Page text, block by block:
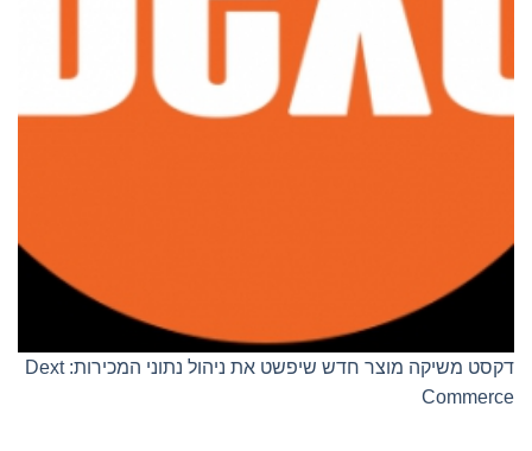
דקסט משיקה מוצר חדש שיפשט את ניהול נתוני המכירות: Dext
Commerce